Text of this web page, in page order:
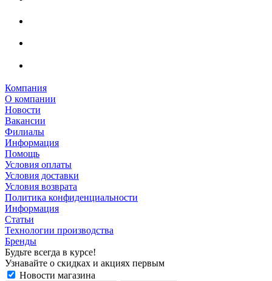
Компания
О компании
Новости
Вакансии
Филиалы
Информация
Помощь
Условия оплаты
Условия доставки
Условия возврата
Политика конфиденциальности
Информация
Статьи
Технологии производства
Бренды
Будьте всегда в курсе!
Узнавайте о скидках и акциях первым
Новости магазина